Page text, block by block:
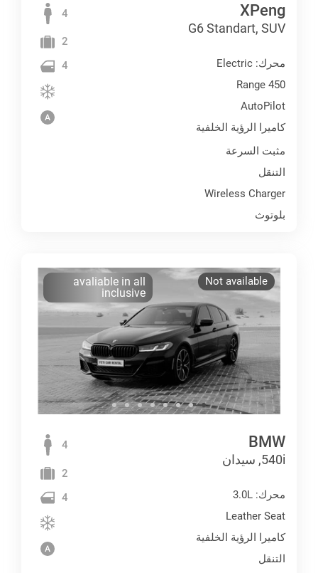
XPeng
G6 Standart, SUV
محرك: Electric
Range 450
AutoPilot
كاميرا الرؤية الخلفية
مثبت السرعة
التنقل
Wireless Charger
بلوتوث
4
2
4
Not available
avaliable in all
inclusive
BMW
540i, سيدان
محرك: 3.0L
Leather Seat
كاميرا الرؤية الخلفية
التنقل
4
2
4